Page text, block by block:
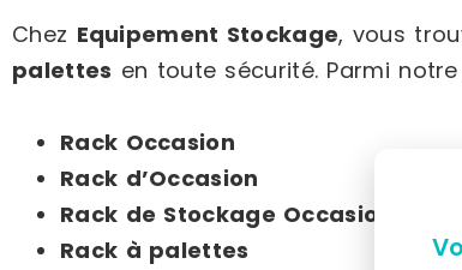
Chez Equipement Stockage, vous
palettes en toute sécurité. Parmi
Rack Occasion
Rack d’Occasion
Rack de Stockage Occasion
Rack à palettes